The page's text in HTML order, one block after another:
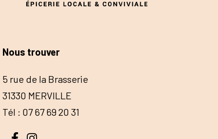
Nous trouver
5 rue de la Brasserie
31330 MERVILLE
Tél : 07 67 69 20 31